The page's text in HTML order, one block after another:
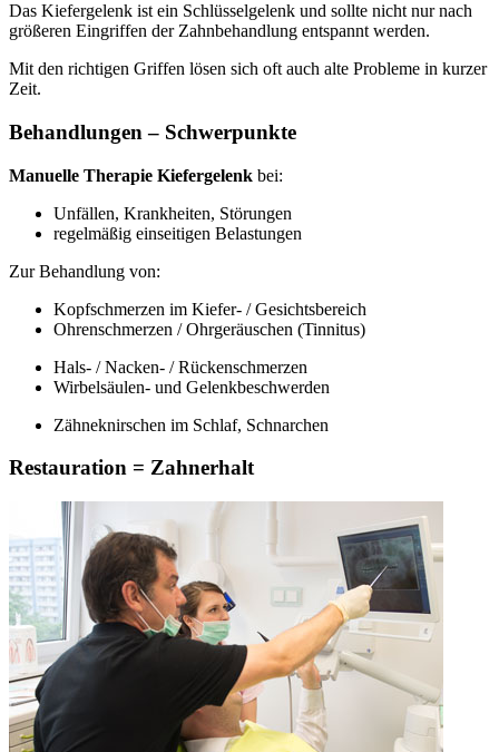
Das Kiefergelenk ist ein Schlüsselgelenk und sollte nicht nur nach
größeren Eingriffen der Zahnbehandlung entspannt werden.
Mit den richtigen Griffen lösen sich oft auch alte Probleme in kurzer
Zeit.
Behandlungen – Schwerpunkte
Manuelle Therapie Kiefergelenk bei:
Unfällen, Krankheiten, Störungen
regelmäßig einseitigen Belastungen
Zur Behandlung von:
Kopfschmerzen im Kiefer- / Gesichtsbereich
Ohrenschmerzen / Ohrgeräuschen (Tinnitus)
Hals- / Nacken- / Rückenschmerzen
Wirbelsäulen- und Gelenkbeschwerden
Zähneknirschen im Schlaf, Schnarchen
Restauration = Zahnerhalt